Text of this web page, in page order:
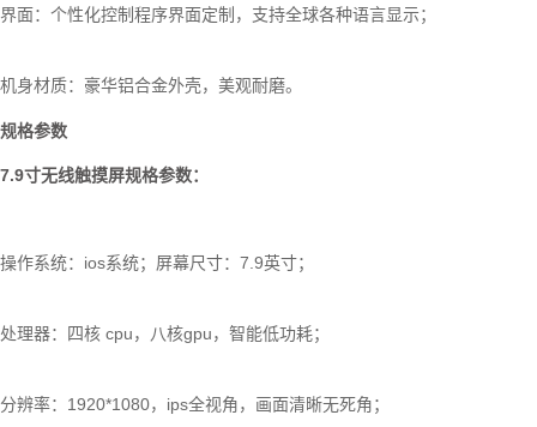
界面：个性化控制程序界面定制，支持全球各种语言显示；
机身材质：豪华铝合金外壳，美观耐磨。
规格参数
7.9寸无线触摸屏规格参数：
操作系统：ios系统；屏幕尺寸：7.9英寸；
处理器：四核 cpu，八核gpu，智能低功耗；
分辨率：1920*1080，ips全视角，画面清晰无死角；